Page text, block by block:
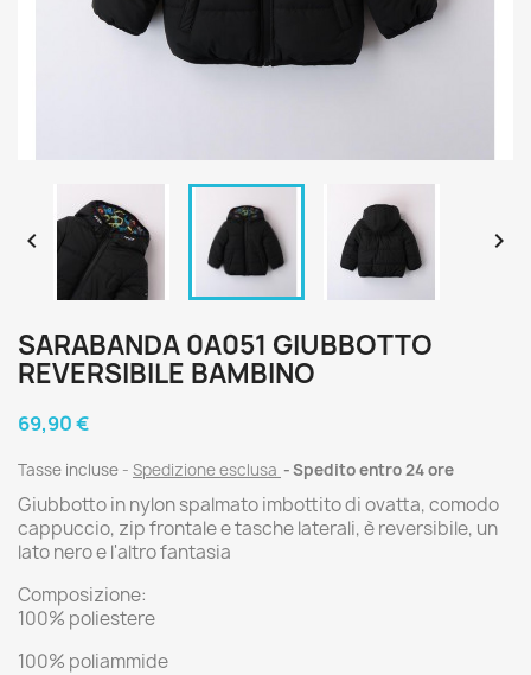
 
SARABANDA 0A051 GIUBBOTTO
REVERSIBILE BAMBINO
69,90 €
Tasse incluse Spedizione esclusa Spedito entro 24 ore
Giubbotto in nylon spalmato imbottito di ovatta, comodo
cappuccio, zip frontale e tasche laterali, è reversibile, un
lato nero e l'altro fantasia
Composizione:
100% poliestere
100% poliammide